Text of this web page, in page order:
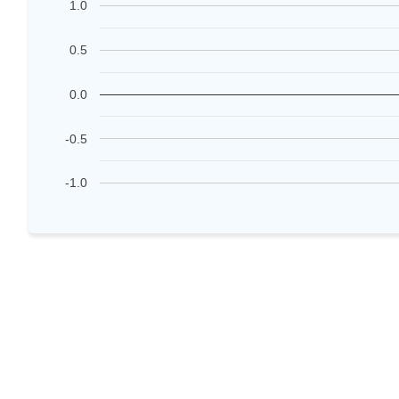
-1.0
-0.5
0.0
0.5
1.0